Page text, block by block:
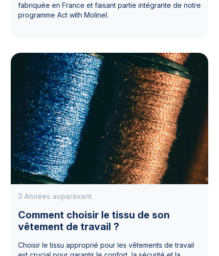
fabriquée en France et faisant partie intégrante de notre
programme Act with Molinel.
Comment choisir le tissu de son
vêtement de travail ?
3 Années auparavant
Choisir le tissu approprié pour les vêtements de travail